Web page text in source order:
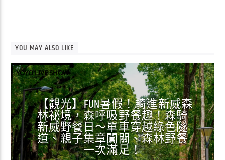
YOU MAY ALSO LIKE
YOYO LIVE SHOW
【觀光】FUN暑假！騎進新威森
林祕境，森呼吸野餐趣！森騎
新威野餐日～單車穿越綠色隧
道、親子集章闖關、森林野餐
一次滿足！